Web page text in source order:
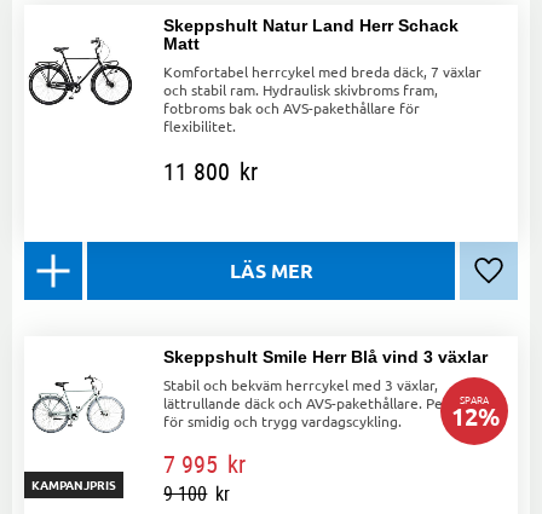
Skeppshult Natur Land Herr Schack
Matt
Komfortabel herrcykel med breda däck, 7 växlar
och stabil ram. Hydraulisk skivbroms fram,
fotbroms bak och AVS-pakethållare för
flexibilitet.
11 800 kr
Lägg
Skeppshult Smile Herr Blå vind 3 växlar
Stabil och bekväm herrcykel med 3 växlar,
lättrullande däck och AVS-pakethållare. Perfekt
för smidig och trygg vardagscykling.
7 995 kr
9 100 kr
SPARA
12%
KAMPANJPRIS